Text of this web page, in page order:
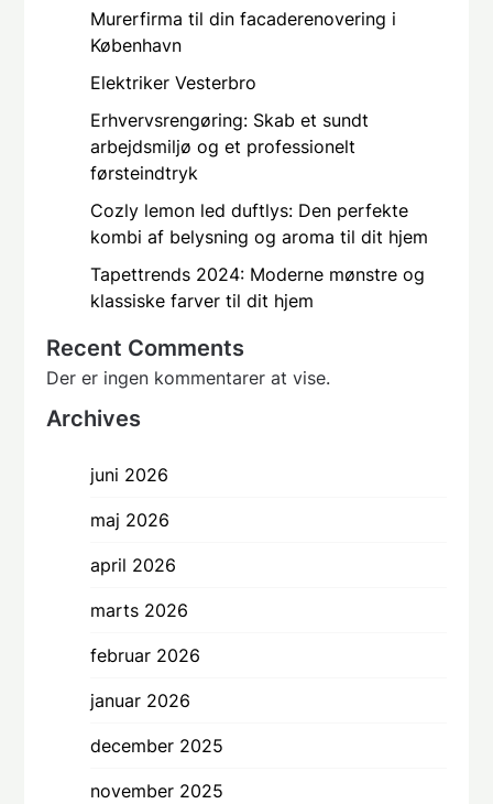
Murerfirma til din facaderenovering i
København
Elektriker Vesterbro
Erhvervsrengøring: Skab et sundt
arbejdsmiljø og et professionelt
førsteindtryk
Cozly lemon led duftlys: Den perfekte
kombi af belysning og aroma til dit hjem
Tapettrends 2024: Moderne mønstre og
klassiske farver til dit hjem
Recent Comments
Der er ingen kommentarer at vise.
Archives
juni 2026
maj 2026
april 2026
marts 2026
februar 2026
januar 2026
december 2025
november 2025